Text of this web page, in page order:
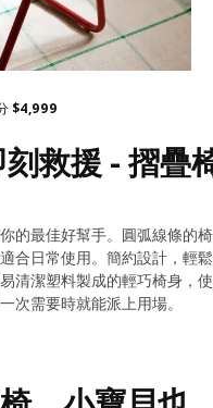
$4,999
救援 - 摺疊
的最佳好幫手。圓弧線條的
合日常使用。簡約設計，輕
清潔塑料製成的輕巧椅身，
次需要時就能派上用場。